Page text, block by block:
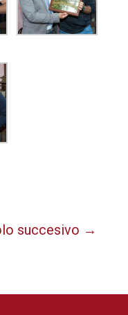
succesivo →